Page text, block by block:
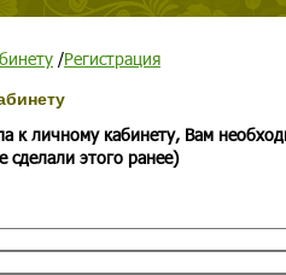
/Регистрация
к личному кабинету, Вам
сделали этого ранее)